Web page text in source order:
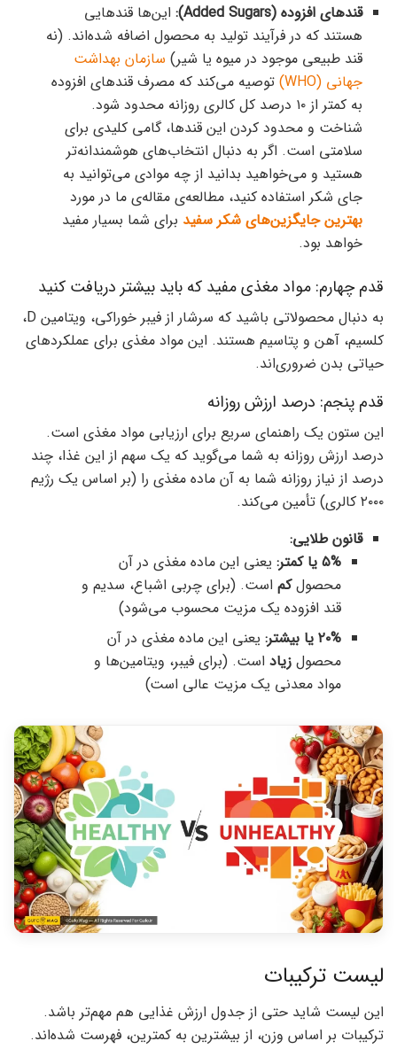
قندهای افزوده (Added Sugars):
این‌ها قندهایی
هستند که در فرآیند تولید به محصول اضافه شده‌اند. (نه
قند طبیعی موجود در میوه یا شیر) سازمان بهداشت
جهانی (WHO)
توصیه می‌کند که مصرف قندهای افزوده
به کمتر از ۱۰ درصد کل کالری روزانه محدود شود.
شناخت و محدود کردن این قندها، گامی کلیدی برای
سلامتی است. اگر به دنبال انتخاب‌های هوشمندانه‌تر
هستید و می‌خواهید بدانید از چه موادی می‌توانید به
جای شکر استفاده کنید، مطالعه‌ی مقاله‌ی ما در مورد
بهترین جایگزین‌های شکر سفید برای شما بسیار مفید
خواهد بود.
قدم چهارم: مواد مغذی مفید که باید بیشتر دریافت کنید
به دنبال محصولاتی باشید که سرشار از فیبر خوراکی، ویتامین D،
کلسیم، آهن و پتاسیم هستند. این مواد مغذی برای عملکردهای
حیاتی بدن ضروری‌اند.
قدم پنجم: درصد ارزش روزانه
این ستون یک راهنمای سریع برای ارزیابی مواد مغذی است.
درصد ارزش روزانه به شما می‌گوید که یک سهم از این غذا، چند
درصد از نیاز روزانه شما به آن ماده مغذی را (بر اساس یک رژیم
۲۰۰۰ کالری) تأمین می‌کند.
قانون طلایی:
۵% یا کمتر:
یعنی این ماده مغذی در آن
محصولکم است. (برای چربی اشباع، سدیم و
قند افزوده یک مزیت محسوب می‌شود)
۲۰% یا بیشتر:
یعنی این ماده مغذی در آن
محصول زیاد است. (برای فیبر، ویتامین‌ها و
مواد معدنی یک مزیت عالی است)
لیست ترکیبات
این لیست شاید حتی از جدول ارزش غذایی هم مهم‌تر باشد.
ترکیبات بر اساس وزن، از بیشترین به کمترین، فهرست شده‌اند.